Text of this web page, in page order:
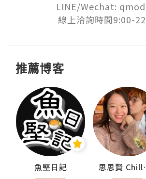
LINE/Wechat:
線上洽詢時間9:00-
推薦博客
魚堅日記 思